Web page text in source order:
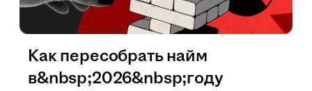
Как пересобрать найм
в&nbsp;2026&nbsp;году